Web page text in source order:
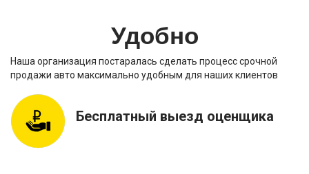
Удобно
Наша организация постаралась сделать процесс срочной
продажи авто максимально удобным для наших клиентов
Бесплатный выезд оценщика